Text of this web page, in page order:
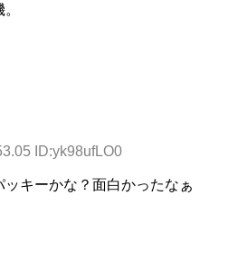
ID:yk98ufLO0
キーかな？面白かったなぁ